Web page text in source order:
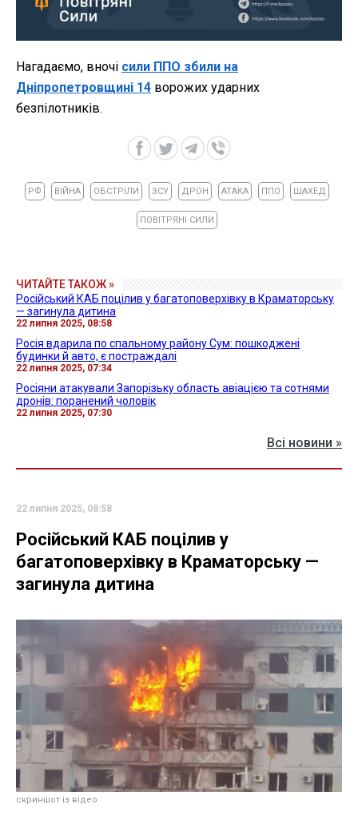
Нагадаємо, вночі сили ППО збили на
Дніпропетровщині 14 ворожих ударних
безпілотників.
РФ ВІЙНА ОБСТРІЛИ ЗСУ ДРОН АТАКА ППО ШАХЕД
ПОВІТРЯНІ СИЛИ
ЧИТАЙТЕ ТАКОЖ »
Російський КАБ поцілив у багатоповерхівку в Краматорську
— загинула дитина
22 липня 2025, 08:58
Росія вдарила по спальному району Сум: пошкоджені
будинки й авто, є постраждалі
22 липня 2025, 07:34
Росіяни атакували Запорізьку область авіацією та сотнями
дронів: поранений чоловік
22 липня 2025, 07:30
Всі новини »
22 липня 2025, 08:58
Російський КАБ поцілив у
багатоповерхівку в Краматорську —
загинула дитина
скриншот із відео